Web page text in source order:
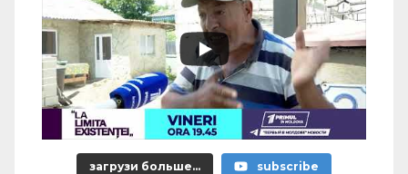
загрузи больше... subscribe